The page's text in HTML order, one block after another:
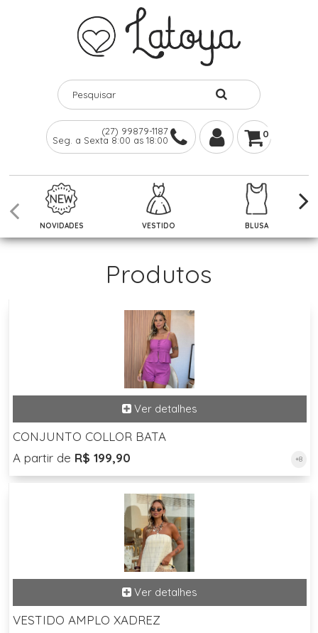
(27) 99879-1187
Seg. a Sexta 8:00 as 18:00
0
NOVIDADES VESTIDO BLUSA
Produtos
CONJUNTO COLLOR BATA
A partir de R$ 199,90 +8
VESTIDO AMPLO XADREZ